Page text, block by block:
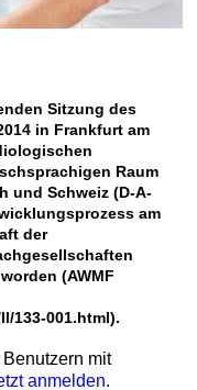
Sitzung des
in Frankfurt am
Raum
und Schweiz (D-A-
am
der
(AWMF
133-001.html).
mit
anmelden.